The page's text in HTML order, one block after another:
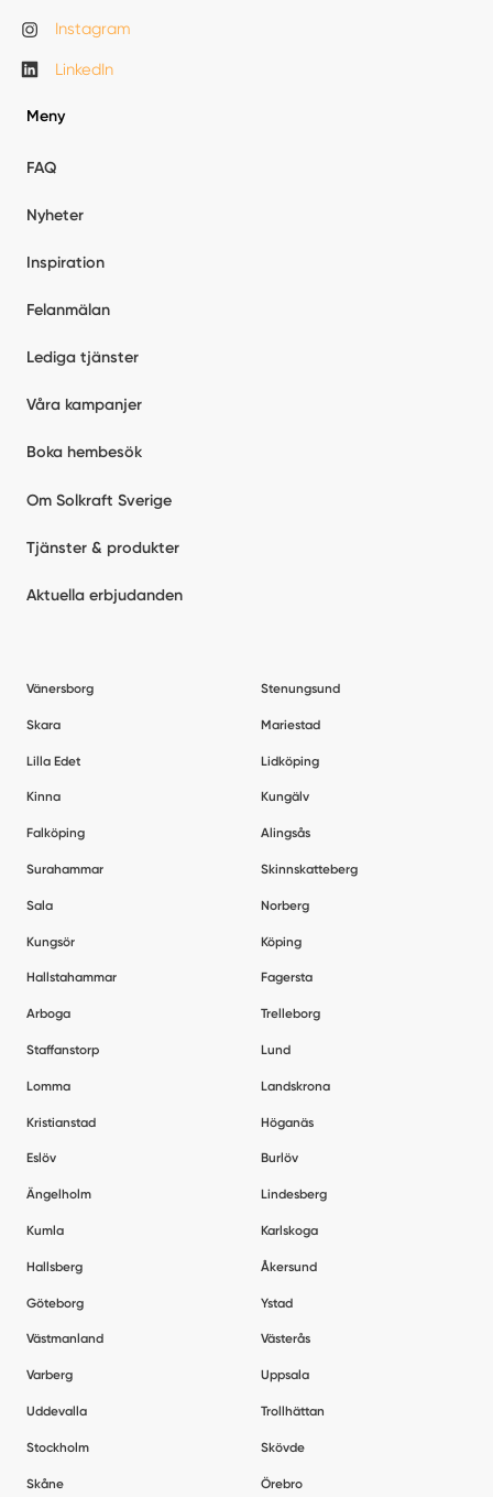
Instagram
LinkedIn
Meny
FAQ
Nyheter
Inspiration
Felanmälan
Lediga tjänster
Våra kampanjer
Boka hembesök
Om Solkraft Sverige
Tjänster & produkter
Aktuella erbjudanden
Vänersborg Stenungsund
Skara Mariestad
Lilla Edet Lidköping
Kinna Kungälv
Falköping Alingsås
Surahammar Skinnskatteberg
Sala Norberg
Kungsör Köping
Hallstahammar Fagersta
Arboga Trelleborg
Staffanstorp Lund
Lomma Landskrona
Kristianstad Höganäs
Eslöv Burlöv
Ängelholm Lindesberg
Kumla Karlskoga
Hallsberg Åkersund
Göteborg Ystad
Västmanland Västerås
Varberg Uppsala
Uddevalla Trollhättan
Stockholm Skövde
Skåne Örebro